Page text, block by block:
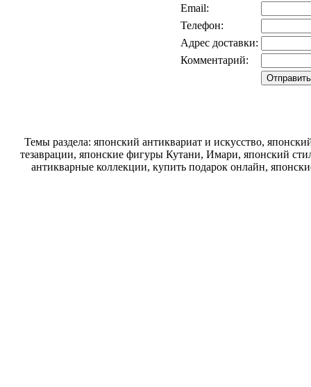
Email:
Телефон:
Адрес доставки:
Комментарий:
Темы раздела: японский антиквариат и искусство,
тезаврации, японские фигуры Кутани, Имари, японский
антикварные коллекции, купить подарок онлайн,